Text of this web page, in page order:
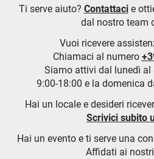
Ti serve aiuto? Contattacie
dal nostro team
Vuoi ricevere
Chiamaci al numero
Siamo attivi dal lunedì al
9:00-18:00 e la domenica
Hai un locale e desideri
Scrivici subito
Hai un evento e ti serve una
Affidati ai